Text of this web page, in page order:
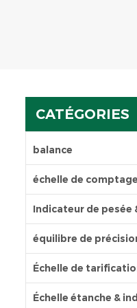
CATÉGORIES
balance
échelle de comptage
Indicateur de pesée
équilibre de
Échelle de
Échelle étanche &